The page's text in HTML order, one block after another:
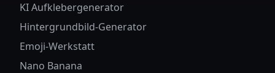
KI Aufklebergenerator
Hintergrundbild-Generator
Emoji-Werkstatt
Nano Banana